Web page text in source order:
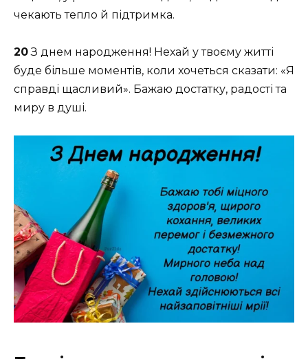
чекають тепло й підтримка.
20З днем народження! Нехай у твоєму житті
буде більше моментів, коли хочеться сказати: «Я
справді щасливий». Бажаю достатку, радості та
миру в душі.